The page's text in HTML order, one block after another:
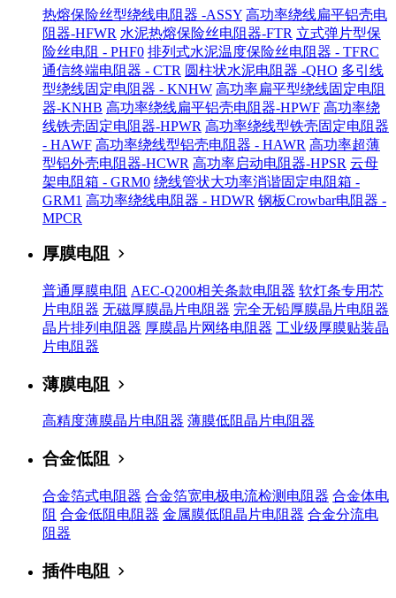
热熔保险丝型绕线电阻器 -ASSY 高功率绕线扁平铝壳电
阻器-HFWR 水泥热熔保险丝电阻器-FTR 立式弹片型保
险丝电阻 - PHF0 排列式水泥温度保险丝电阻器 - TFRC
通信终端电阻器 - CTR 圆柱状水泥电阻器 -QHO 多引线
型绕线固定电阻器 - KNHW 高功率扁平型绕线固定电阻
器-KNHB 高功率绕线扁平铝壳电阻器-HPWF 高功率绕
线铁壳固定电阻器-HPWR 高功率绕线型铁壳固定电阻器
- HAWF 高功率绕线型铝壳电阻器 - HAWR 高功率超薄
型铝外壳电阻器-HCWR 高功率启动电阻器-HPSR 云母
架电阻箱 - GRM0 绕线管状大功率消谐固定电阻箱 -
GRM1 高功率绕线电阻器 - HDWR 钢板Crowbar电阻器 -
MPCR
厚膜电阻
普通厚膜电阻 AEC-Q200相关条款电阻器 软灯条专用芯
片电阻器 无磁厚膜晶片电阻器 完全无铅厚膜晶片电阻器
晶片排列电阻器 厚膜晶片网络电阻器 工业级厚膜贴装晶
片电阻器
薄膜电阻
高精度薄膜晶片电阻器 薄膜低阻晶片电阻器
合金低阻
合金箔式电阻器 合金箔宽电极电流检测电阻器 合金体电
阻 合金低阻电阻器 金属膜低阻晶片电阻器 合金分流电
阻器
插件电阻